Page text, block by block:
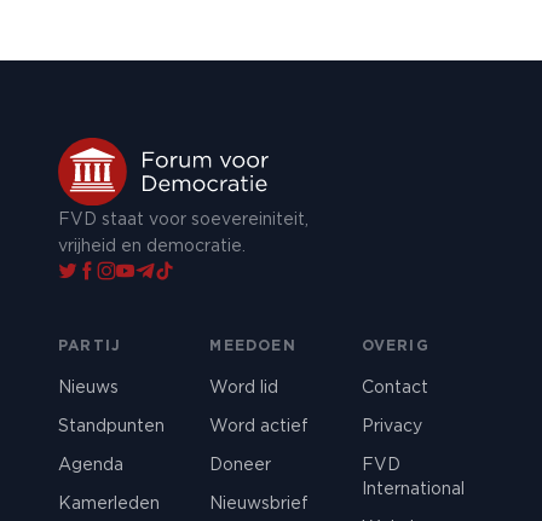
FVD staat voor soevereiniteit,
vrijheid en democratie.
PARTIJ
Nieuws
Standpunten
Agenda
Kamerleden
MEEDOEN
Word lid
Word actief
Doneer
Nieuwsbrief
OVERIG
Contact
Privacy
FVD
International